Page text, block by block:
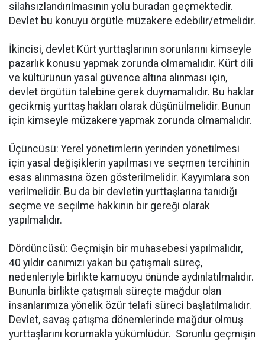
silahsızlandırılmasının yolu buradan geçmektedir.
Devlet bu konuyu örgütle müzakere edebilir/etmelidir.
İkincisi, devlet Kürt yurttaşlarının sorunlarını kimseyle
pazarlık konusu yapmak zorunda olmamalıdır. Kürt dili
ve kültürünün yasal güvence altına alınması için,
devlet örgütün talebine gerek duymamalıdır. Bu haklar
gecikmiş yurttaş hakları olarak düşünülmelidir. Bunun
için kimseyle müzakere yapmak zorunda olmamalıdır.
Üçüncüsü: Yerel yönetimlerin yerinden yönetilmesi
için yasal değişiklerin yapılması ve seçmen tercihinin
esas alınmasına özen gösterilmelidir. Kayyımlara son
verilmelidir. Bu da bir devletin yurttaşlarına tanıdığı
seçme ve seçilme hakkının bir gereği olarak
yapılmalıdır.
Dördüncüsü: Geçmişin bir muhasebesi yapılmalıdır,
40 yıldır canımızı yakan bu çatışmalı süreç,
nedenleriyle birlikte kamuoyu önünde aydınlatılmalıdır.
Bununla birlikte çatışmalı süreçte mağdur olan
insanlarımıza yönelik özür telafi süreci başlatılmalıdır.
Devlet, savaş çatışma dönemlerinde mağdur olmuş
yurttaşlarını korumakla yükümlüdür. Sorunlu geçmişin